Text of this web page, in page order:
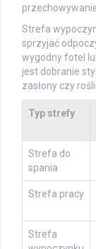
Strefa
sprzyjać
wygodny fotel
jest dobranie
zasłony czy
Typ strefy
Strefa do
spania
Strefa pracy
Strefa